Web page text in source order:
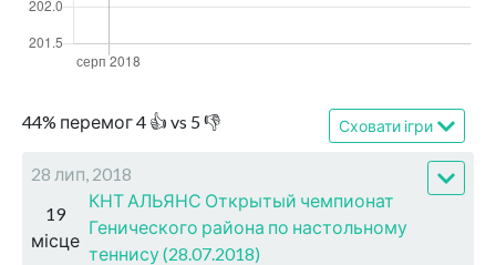
44% перемог4 👍 vs 5👎 Сховати ігри
28 лип, 2018
19
місце
КНТ АЛЬЯНС Открытый чемпионат
Генического района по настольному
теннису (28.07.2018)